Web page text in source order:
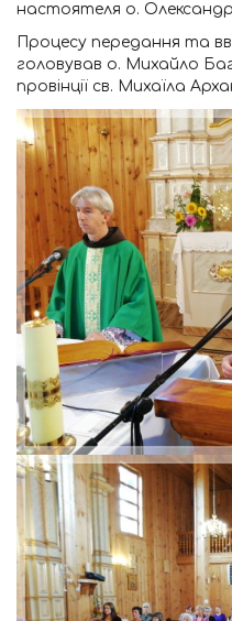
настоятеля о.
Процесу передання та
головував о. Михайло
провінції св. Михаїла